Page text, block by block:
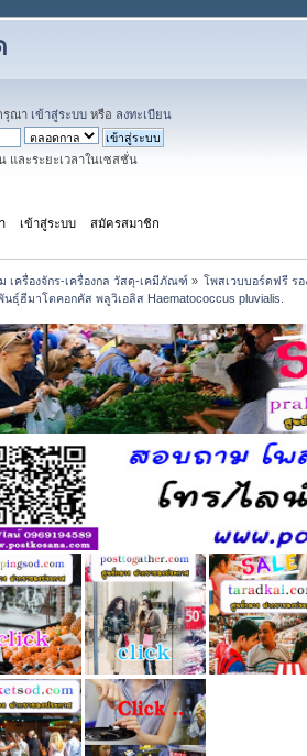
รุณา เข้าสู่ระบบ หรือ ลงทะเบียน
และระยะเวลาในเซสชั่น
เข้าสู่ระบบ สมัครสมาชิก
เครื่องจักร-เครื่องกล วัสดุ-เคมีภัณฑ์ » โพสเวบบอร์ดฟรี รอ
ธุ์ฮีมาโตคอกคัส พลูวิเอลิส Haematococcus pluvialis.